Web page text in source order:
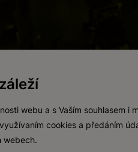
Zákaz prodeje alkoholických
Vytvořil
webu a s Vaším souhlasem i
cookies a předáním
webech.